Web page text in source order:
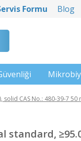
Formu Blog
solid CAS No.: 480-39-7 50